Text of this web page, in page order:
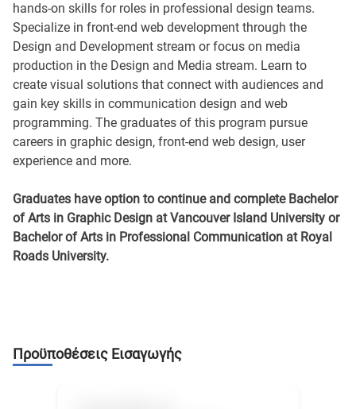
hands-on skills for roles in professional design teams.
Specialize in front-end web development through the
Design and Development stream or focus on media
production in the Design and Media stream. Learn to
create visual solutions that connect with audiences and
gain key skills in communication design and web
programming. The graduates of this program pursue
careers in graphic design, front-end web design, user
experience and more.
Graduates have option to continue and complete Bachelor
of Arts in Graphic Design at Vancouver Island University or
Bachelor of Arts in Professional Communication at Royal
Roads University.
Προϋποθέσεις Εισαγωγής